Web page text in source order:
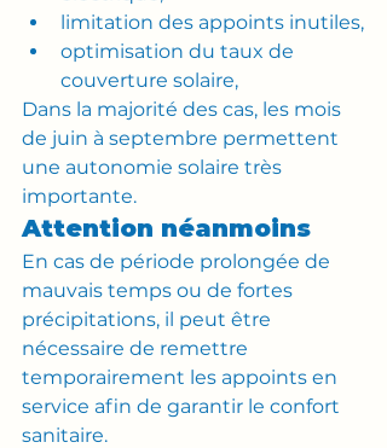
limitation des appoints inutiles,
optimisation du taux de
couverture solaire,
Dans la majorité des cas, les mois
de juin à septembre permettent
une autonomie solaire très
importante.
Attention néanmoins
En cas de période prolongée de
mauvais temps ou de fortes
précipitations, il peut être
nécessaire de remettre
temporairement les appoints en
service afin de garantir le confort
sanitaire.